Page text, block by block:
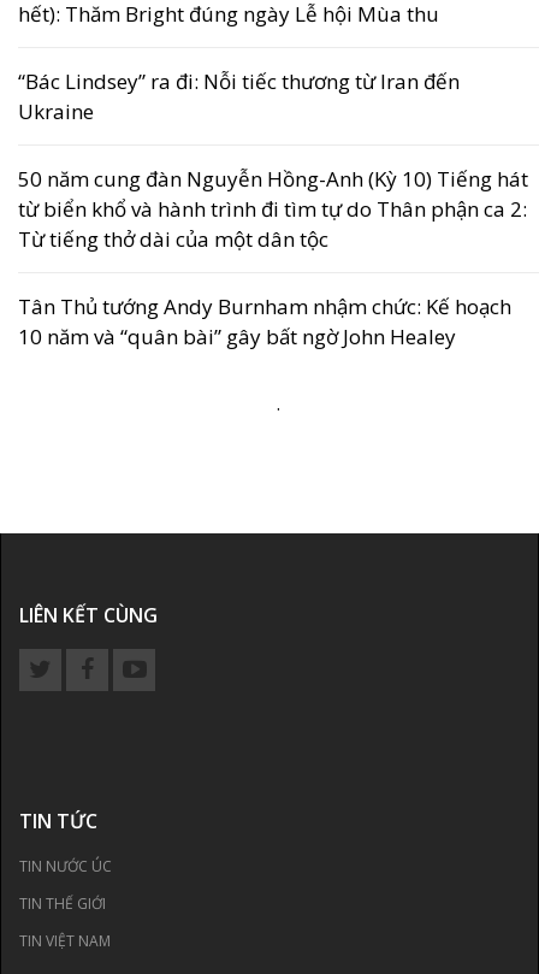
hết): Thăm Bright đúng ngày Lễ hội Mùa thu
“Bác Lindsey” ra đi: Nỗi tiếc thương từ Iran đến
Ukraine
50 năm cung đàn Nguyễn Hồng-Anh (Kỳ 10) Tiếng hát
từ biển khổ và hành trình đi tìm tự do Thân phận ca 2:
Từ tiếng thở dài của một dân tộc
Tân Thủ tướng Andy Burnham nhậm chức: Kế hoạch
10 năm và “quân bài” gây bất ngờ John Healey
.
LIÊN KẾT CÙNG
TIN TỨC
TIN NƯỚC ÚC
TIN THẾ GIỚI
TIN VIỆT NAM